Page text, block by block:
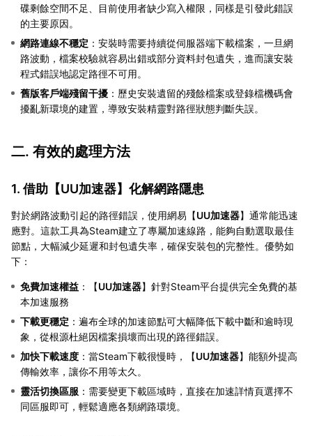
碟剩餘空間不足、目前使用者缺少寫入權限，同樣是引發此錯誤
的主要原因。
網路連線不穩定 ：安裝時需要持續從伺服器端下載檔案，一旦網
路波動，檔案校驗就容易出錯或部分資料封包遺失，進而讓安裝
程式錯誤地認定路徑不可用。
舊版客戶端殘留干擾 ：歷史安裝遺留的殘餘檔案或登錄檔機碼會
擾亂新環境的建置，導致安裝精靈對路徑狀態判斷失誤。
二. 有效的處理方法
1. 借助【UU加速器】化解網路隱患
對於網路波動引起的路徑錯誤，使用網易【UU加速器】通常能迅速
應對。這款工具為Steam建立了專屬加速線路，能夠自動選取最佳
節點，大幅減少延遲和封包遺失率，確保安裝包的完整性。優勢如
下：
免費加速權益 ：【UU加速器】針對Steam平台提供完全免費的基
本加速服務
下載更穩定 ：遍布全球的加速節點可大幅降低下載中斷和逾時現
象，從根源杜絕因檔案損壞而出現的路徑錯誤。
加快下載速度 ：當Steam下載很慢時，【UU加速器】能額外提高
傳輸效率，讓你不用等太久。
靈活切換區服 ：需要變更下載區域時，直接在加速詳情頁選擇不
同區服即可，輕鬆適應各類網路環境。